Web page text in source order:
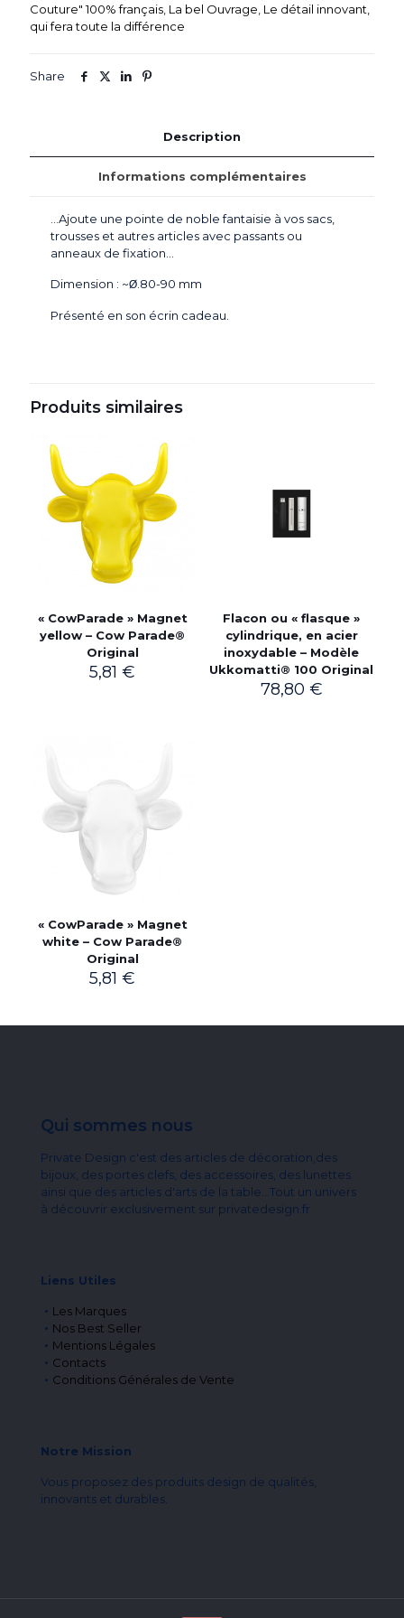
Couture" 100% français La bel Ouvrage Le détail innovant,
qui fera toute la différence
Share
Description
Informations complémentaires
…Ajoute une pointe de noble fantaisie à vos sacs,
trousses et autres articles avec passants ou
anneaux de fixation…
Dimension : ~Ø .80-90 mm
Présenté en son écrin cadeau.
Produits similaires
« CowParade » Magnet
yellow – Cow Parade®
Original
5,81€
Flacon ou « flasque »
cylindrique, en acier
inoxydable – Modèle
Ukkomatti® 100 Original
78,80 €
« CowParade » Magnet
white – Cow Parade®
Original
5,81€
Qui sommes nous
Private Design c'est des articles de décoration,des
bijoux, des portes clefs, des accessoires, des lunettes
ainsi que des articles d'arts de la table...Tout un univers
à découvrir exclusivement sur privatedesign.fr
Liens Utiles
Les Marques
Nos Best Seller
Mentions Légales
Contacts
Conditions Générales de Vente
Notre Mission
Vous proposez des produits design de qualités,
innovants et durables.